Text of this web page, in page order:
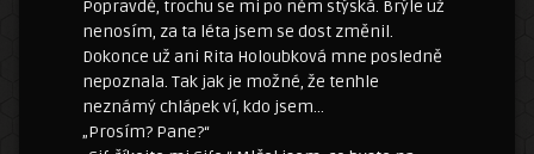
Popravdě, trochu se mi po něm stýská. Brýle už
nenosím, za ta léta jsem se dost změnil.
Dokonce už ani Rita Holoubková mne posledně
nepoznala. Tak jak je možné, že tenhle
neznámý chlápek ví, kdo jsem…
„Prosím? Pane?“